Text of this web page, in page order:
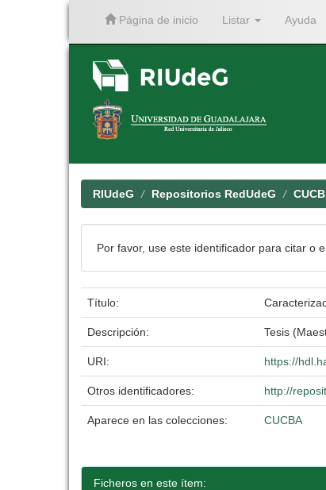
Página de inicio Listar Ayuda
RIUdeG Repositorios RedUdeG
Por favor, use este identificador para citar o
Título:
Descripción: Tesis
URI: https://
Otros identificadores: http://
Aparece en las colecciones: CUCBA
Ficheros en este ítem: